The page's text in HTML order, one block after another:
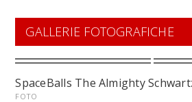
GALLERIE FOTOGRAFICHE
SpaceBalls The Almighty
FOTO